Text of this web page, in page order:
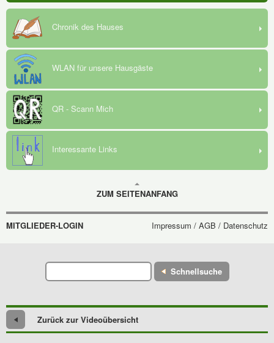
Chronik des Hauses
WLAN für unsere Hausgäste
QR - Scann Mich
Interessante Links
ZUM SEITENANFANG
MITGLIEDER-LOGIN Impressum / AGB / Datenschutz
Schnellsuche
Zurück zur Videoübersicht